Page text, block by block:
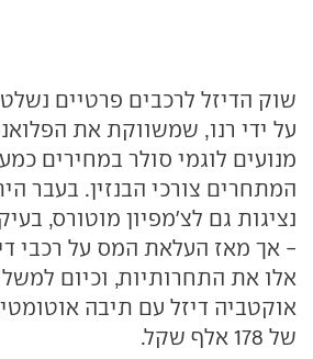
שוק הדיזל לרכבים פרטיים
על ידי רנו, שמשווקת את
מנועים לוגמי סולר במחירים
המתחרים צורכי הבנזין. בעבר
נציגות גם לצ'מפיון מוטורס,
- אך מאז העלאת המס על רכבי
אלו את התחרותיות, וכיום
אוקטביה דיזל עם תיבה
של 178 אלף שקל.